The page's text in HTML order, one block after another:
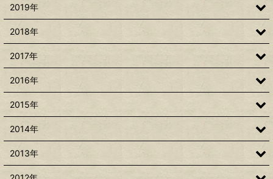
2019年
2018年
2017年
2016年
2015年
2014年
2013年